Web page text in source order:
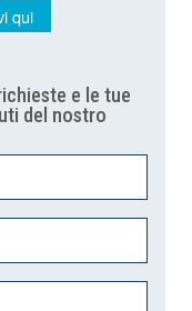
qui
e le tue
del nostro